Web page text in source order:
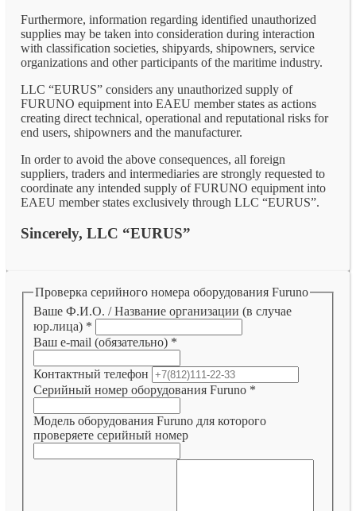
Furthermore, information regarding identified unauthorized
supplies may be taken into consideration during interaction
with classification societies, shipyards, shipowners, service
organizations and other participants of the maritime industry.
LLC “EURUS” considers any unauthorized supply of
FURUNO equipment into EAEU member states as actions
creating direct technical, operational and reputational risks for
end users, shipowners and the manufacturer.
In order to avoid the above consequences, all foreign
suppliers, traders and intermediaries are strongly requested to
coordinate any intended supply of FURUNO equipment into
EAEU member states exclusively through LLC “EURUS”.
Sincerely, LLC “EURUS”
Проверка серийного номера оборудования Furuno
Ваше Ф.И.О. / Название организации (в случае
юр.лица) *
Ваш e-mail (обязательно) *
Контактный телефон
Серийный номер оборудования Furuno *
Модель оборудования Furuno для которого
проверяете серийный номер